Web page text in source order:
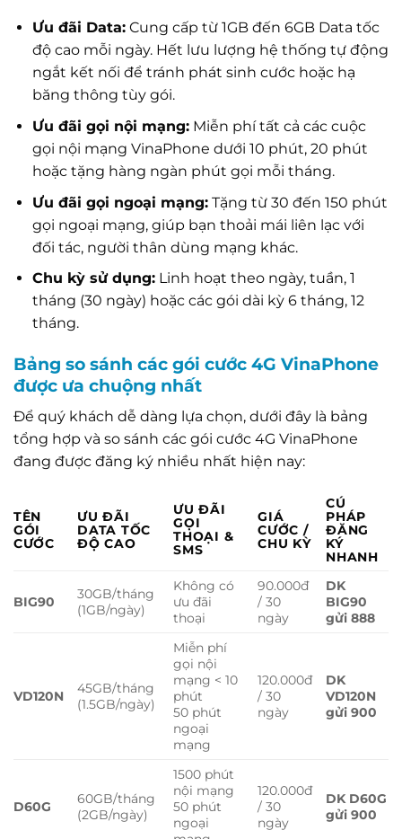
Ưu đãi Data:Cung cấp từ 1GB đến 6GB Data tốc
độ cao mỗi ngày. Hết lưu lượng hệ thống tự động
ngắt kết nối để tránh phát sinh cước hoặc hạ
băng thông tùy gói.
Ưu đãi gọi nội mạng:Miễn phí tất cả các cuộc
gọi nội mạng VinaPhone dưới 10 phút, 20 phút
hoặc tặng hàng ngàn phút gọi mỗi tháng.
Ưu đãi gọi ngoại mạng:Tặng từ 30 đến 150 phút
gọi ngoại mạng, giúp bạn thoải mái liên lạc với
đối tác, người thân dùng mạng khác.
Chu kỳ sử dụng:Linh hoạt theo ngày, tuần, 1
tháng (30 ngày) hoặc các gói dài kỳ 6 tháng, 12
tháng.
Bảng so sánh các gói cước 4G VinaPhone
được ưa chuộng nhất
Để quý khách dễ dàng lựa chọn, dưới đây là bảng
tổng hợp và so sánh các gói cước 4G VinaPhone
đang được đăng ký nhiều nhất hiện nay:
TÊN
GÓI
CƯỚC
ƯU ĐÃI
DATA TỐC
ĐỘ CAO
ƯU ĐÃI
GỌI
THOẠI &
SMS
GIÁ
CƯỚC /
CHU KỲ
CÚ
PHÁP
ĐĂNG
KÝ
NHANH
BIG90
30GB/tháng
(1GB/ngày)
Không có
ưu đãi
thoại
90.000đ
/ 30
ngày
DK
BIG90
gửi 888
VD120N
45GB/tháng
(1.5GB/ngày)
Miễn phí
gọi nội
mạng < 10
phút
50 phút
ngoại
mạng
120.000đ
/ 30
ngày
DK
VD120N
gửi 900
D60G
60GB/tháng
(2GB/ngày)
1500 phút
nội mạng
50 phút
ngoại
120.000đ
/ 30
ngày
DK D60G
gửi 900